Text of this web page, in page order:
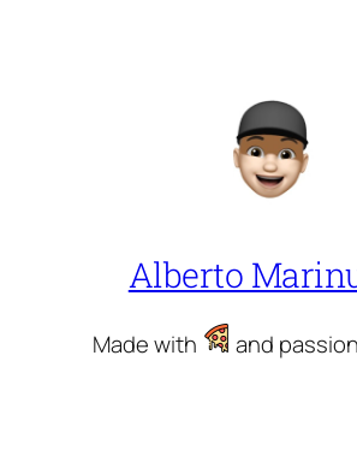
Alberto
Made with and